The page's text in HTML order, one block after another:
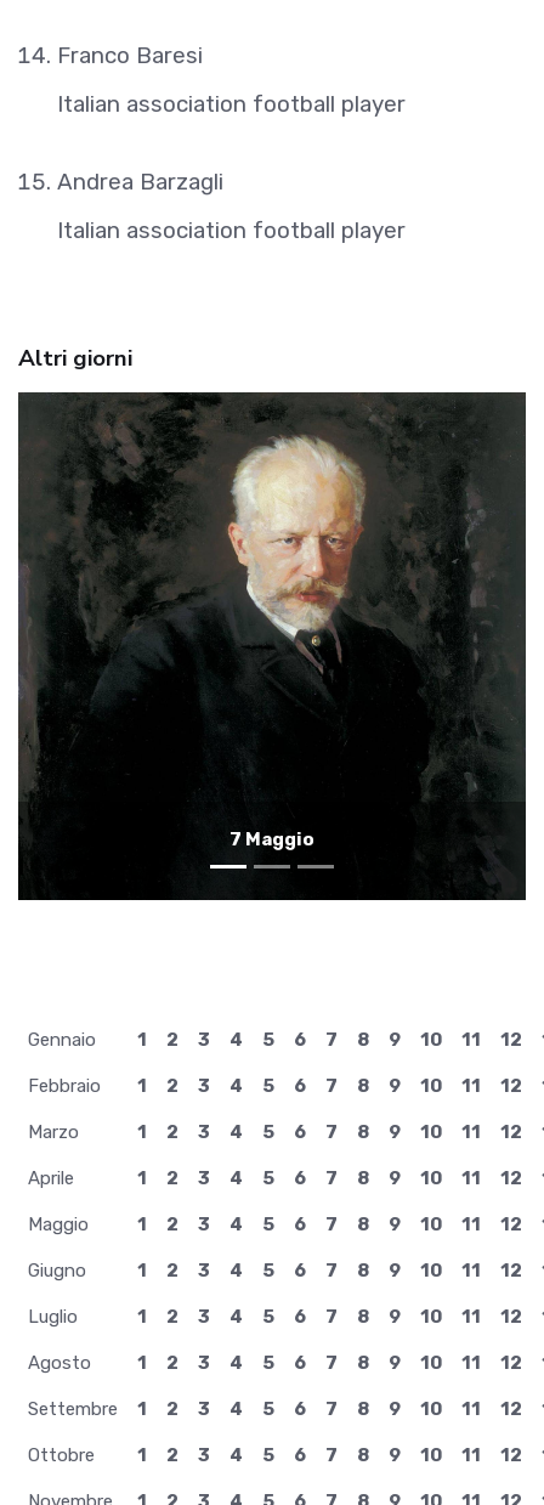
Franco Baresi
Italian association football player
Andrea Barzagli
Italian association football player
Altri giorni
6 Maggio
Gennaio 1 2 3 4 5 6 7 8 9 10 11 12
Febbraio 1 2 3 4 5 6 7 8 9 10 11 12
Marzo 1 2 3 4 5 6 7 8 9 10 11 12
Aprile 1 2 3 4 5 6 7 8 9 10 11 12
Maggio 1 2 3 4 5 6 7 8 9 10 11 12
Giugno 1 2 3 4 5 6 7 8 9 10 11 12
Luglio 1 2 3 4 5 6 7 8 9 10 11 12
Agosto 1 2 3 4 5 6 7 8 9 10 11 12
Settembre 1 2 3 4 5 6 7 8 9 10 11 12
Ottobre 1 2 3 4 5 6 7 8 9 10 11 12